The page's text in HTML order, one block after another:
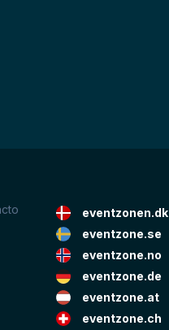
eventzonen.dk
eventzone.se
eventzone.no
eventzone.de
eventzone.at
eventzone.ch